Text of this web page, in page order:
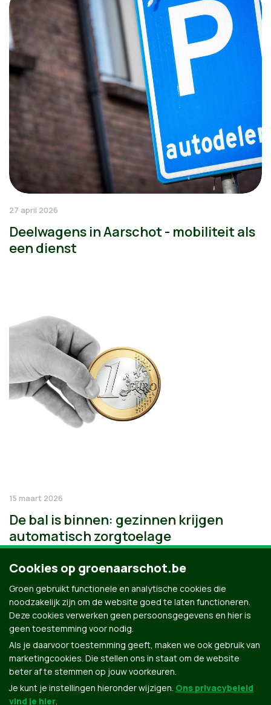
27 april 2026
Deelwagens in Aarschot - mobiliteit als
een dienst
15 maart 2026
De bal is binnen: gezinnen krijgen
automatisch zorgtoelage
Cookies op groenaarschot.be
Groen gebruikt functionele en analytische cookies die
noodzakelijk zijn om de website goed te laten functioneren.
Deze cookies verwerken geen persoonsgegevens en hier is
geen toestemming voor nodig.
Als je daarvoor toestemming geeft, maken we ook gebruik van
marketingcookies. Die stellen ons in staat om de website
beter af te stemmen op jouw voorkeuren.
Je kunt je instellingen hieronder wijzigen. Ons privacybeleid
vind je hier.